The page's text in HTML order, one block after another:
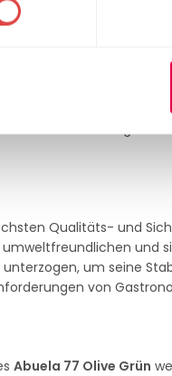
einem robusten
wurde.
den Innen- als auch
Grün hält den
Qualitäts- und
um seine
von
Abuela 77 Olive Grün